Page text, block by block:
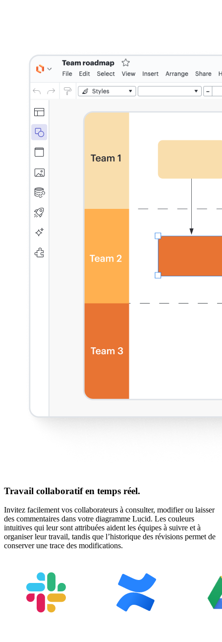
Travail collaboratif en temps réel.
Invitez facilement vos collaborateurs à consulter, modifier ou laisser
des commentaires dans votre diagramme Lucid. Les couleurs
intuitives qui leur sont attribuées aident les équipes à suivre et à
organiser leur travail, tandis que l’historique des révisions permet de
conserver une trace des modifications.